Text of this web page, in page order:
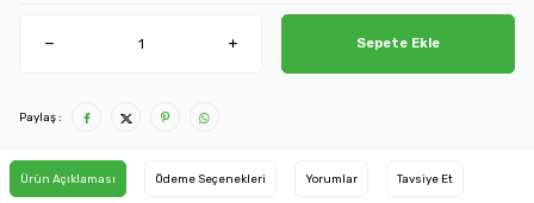
Sepete Ekle
Paylaş :
Ürün Açıklaması Ödeme Seçenekleri Yorumlar Tavsiye Et